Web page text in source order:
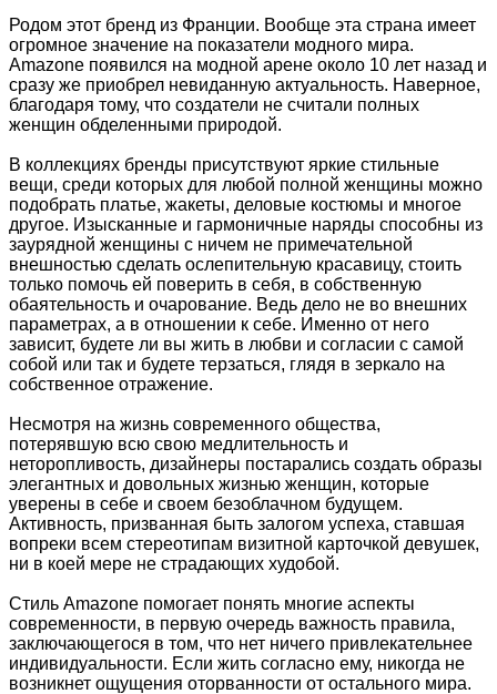
Родом этот бренд из Франции. Вообще эта страна имеет
огромное значение на показатели модного мира.
Amazone появился на модной арене около 10 лет назад и
сразу же приобрел невиданную актуальность. Наверное,
благодаря тому, что создатели не считали полных
женщин обделенными природой.
В коллекциях бренды присутствуют яркие стильные
вещи, среди которых для любой полной женщины можно
подобрать платье, жакеты, деловые костюмы и многое
другое. Изысканные и гармоничные наряды способны из
заурядной женщины с ничем не примечательной
внешностью сделать ослепительную красавицу, стоить
только помочь ей поверить в себя, в собственную
обаятельность и очарование. Ведь дело не во внешних
параметрах, а в отношении к себе. Именно от него
зависит, будете ли вы жить в любви и согласии с самой
собой или так и будете терзаться, глядя в зеркало на
собственное отражение.
Несмотря на жизнь современного общества,
потерявшую всю свою медлительность и
неторопливость, дизайнеры постарались создать образы
элегантных и довольных жизнью женщин, которые
уверены в себе и своем безоблачном будущем.
Активность, призванная быть залогом успеха, ставшая
вопреки всем стереотипам визитной карточкой девушек,
ни в коей мере не страдающих худобой.
Стиль Amazone помогает понять многие аспекты
современности, в первую очередь важность правила,
заключающегося в том, что нет ничего привлекательнее
индивидуальности. Если жить согласно ему, никогда не
возникнет ощущения оторванности от остального мира.